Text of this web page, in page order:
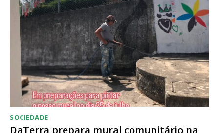
SOCIEDADE
DaTerra prepara mural comunitário na